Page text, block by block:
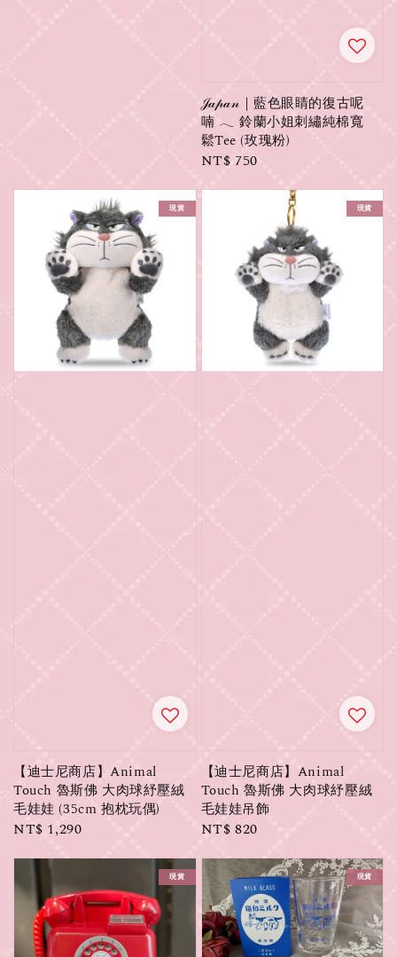
𝒥𝒶𝓅𝒶𝓃｜藍色眼睛的復古呢
喃 𓂃 鈴蘭小姐刺繡純棉寬
鬆Tee (玫瑰粉)
Regular
NT$ 750
現貨
【迪士尼商店】Animal
Touch 魯斯佛 大肉球紓壓絨
毛娃娃 (35cm 抱枕玩偶)
Regular
NT$ 1,290
現貨
【迪士尼商店】Animal
Touch 魯斯佛 大肉球紓壓絨
毛娃娃吊飾
Regular
NT$ 820
現貨 現貨